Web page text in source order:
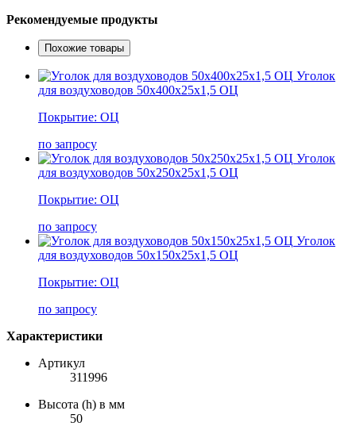
Рекомендуемые продукты
Похожие товары
Уголок
для воздуховодов 50х400х25х1,5 ОЦ
Покрытие: ОЦ
по запросу
Уголок
для воздуховодов 50х250х25х1,5 ОЦ
Покрытие: ОЦ
по запросу
Уголок
для воздуховодов 50х150х25х1,5 ОЦ
Покрытие: ОЦ
по запросу
Характеристики
Артикул
311996
Высота (h) в мм
50